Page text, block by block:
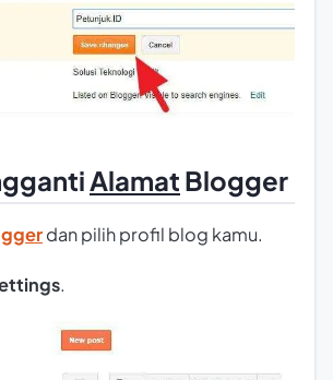
Alamat Blogger
dan pilih profil blog kamu.
.